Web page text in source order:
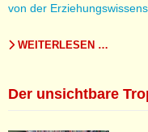
von der
WEITERLESEN …
Der unsichtbare